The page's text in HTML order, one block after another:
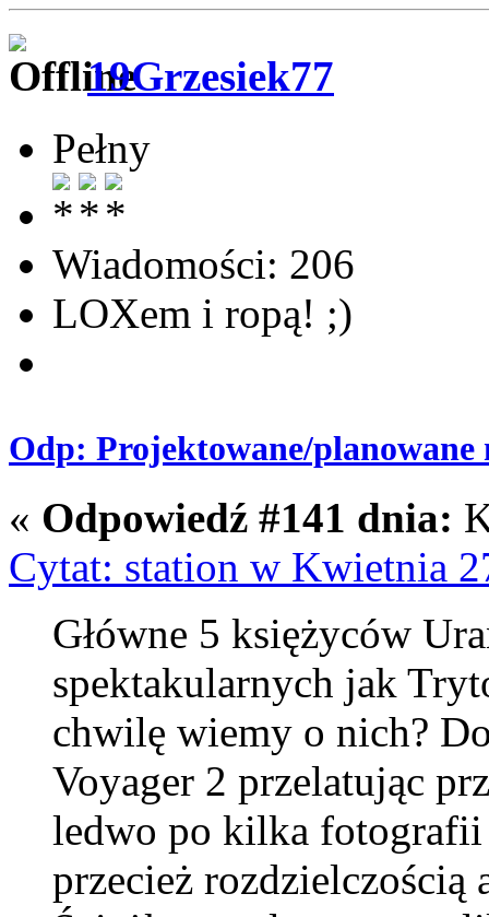
19Grzesiek77
Pełny
Wiadomości: 206
LOXem i ropą! ;)
Odp: Projektowane/
« Odpowiedź #141 dnia:
Cytat: station w Kwietnia
Główne 5 księżyców
spektakularnych jak
chwilę wiemy o nich?
Voyager 2 przelatując
ledwo po kilka fotografii
przecież rozdzielczością